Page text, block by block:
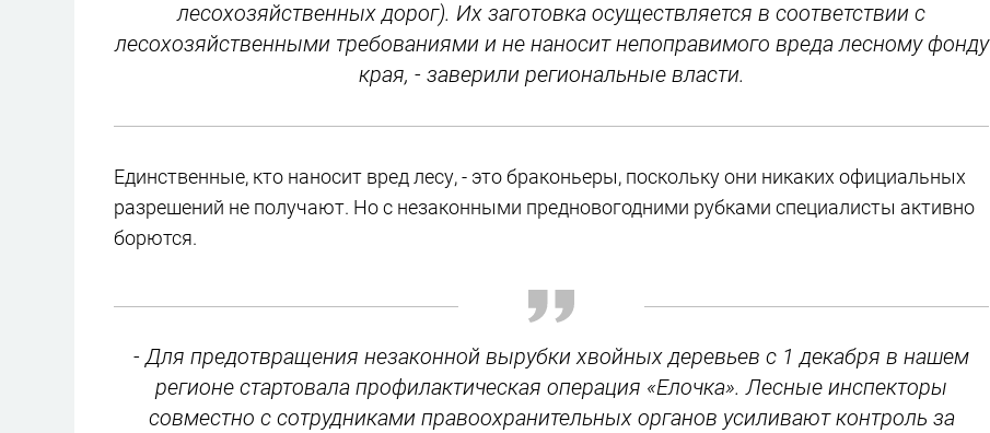
лесохозяйственных дорог). Их заготовка осуществляется в соответствии с
лесохозяйственными требованиями и не наносит непоправимого вреда лесному фонду
края, - заверили региональные власти.
Единственные, кто наносит вред лесу, - это браконьеры, поскольку они никаких официальных
разрешений не получают. Но с незаконными предновогодними рубками специалисты активно
борются.
- Для предотвращения незаконной вырубки хвойных деревьев с 1 декабря в нашем
регионе стартовала профилактическая операция «Елочка». Лесные инспекторы
совместно с сотрудниками правоохранительных органов усиливают контроль за